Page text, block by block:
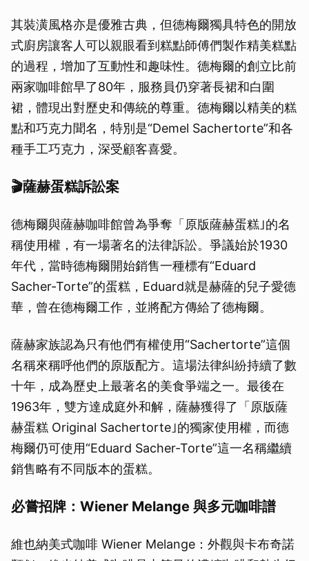
其裝潢風格亦是優雅古典，但德梅爾獨具特色的開放
式廚房讓客人可以親眼看到糕點師傅們製作精美糕點
的過程，增加了互動性和趣味性。德梅爾的創立比前
兩家咖啡館早了80年，服務員仍穿著長裙和白圍
裙，體現出對歷史和傳統的尊重。德梅爾以精美的糕
點和巧克力聞名，特別是“Demel Sachertorte”和各
種手工巧克力，深受顧客喜愛。
🎬薩赫蛋糕訴訟案
德梅爾與薩赫咖啡館曾為爭奪「原版薩赫蛋糕｣的名
稱使用權，有一場著名的法律訴訟。爭議始於1930
年代，當時德梅爾開始銷售一種標有“Eduard
Sacher-Torte”的蛋糕，Eduard就是赫薩的兒子愛德
華，曾在德梅爾工作，並將配方傳給了德梅爾。
薩赫家族認為只有他們有權使用“Sachertorte”這個
名稱來稱呼他們的原版配方。這場法律糾紛持續了數
十年，成為歷史上最著名的美食爭端之一。最後在
1963年，雙方達成庭外和解，薩赫獲得了「原版薩
赫蛋糕 Original Sachertorte｣的獨家使用權，而德
梅爾仍可使用“Eduard Sacher-Torte”這一名稱繼續
銷售略有不同版本的蛋糕。
必嘗招牌：Wiener Melange 與多元咖啡譜
維也納美式咖啡 Wiener Melange：外觀與卡布奇諾